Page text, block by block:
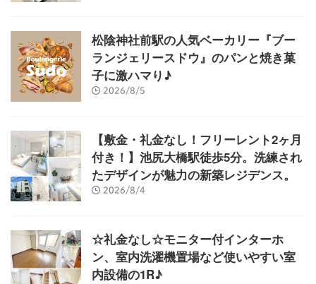
松陰神社前駅の人気ベーカリー『ブー
ランジェリースドウ』のパンと焼き菓
子に激ハマり♪
2026/8/5
【敷金・礼金なし！フリーレント2ヶ月
付き！】池尻大橋駅徒歩5分。洗練され
たデザインが魅力の新築レジデンス。
2026/8/4
☆礼金なし☆モニター付インターホ
ン、室内洗濯機置場など使いやすい室
内設備の1R♪